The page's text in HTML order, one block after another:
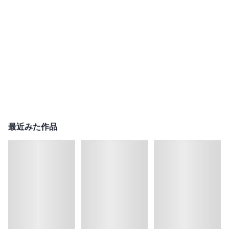
最近みた作品